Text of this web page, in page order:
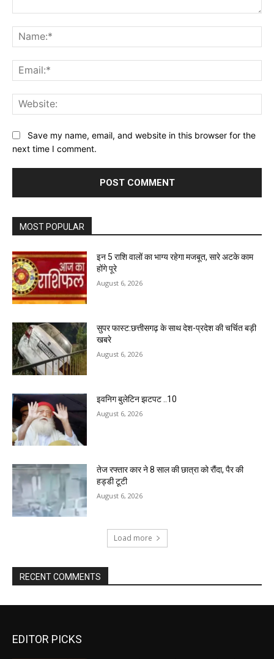
Save my name, email, and website in this browser for the
next time I comment.
MOST POPULAR
इन 5 राशि वालों का भाग्य रहेगा मजबूत, सारे अटके काम
होंगे पूरे
August 6, 2026
सुपर फास्ट:छत्तीसगढ़ के साथ देश-प्रदेश की चर्चित बड़ी
खबरे
August 6, 2026
इवनिग बुलेटिन झटपट ..10
August 6, 2026
तेज रफ्तार कार ने 8 साल की छात्रा को रौंदा, पैर की
हड्डी टूटी
August 6, 2026
Load more
RECENT COMMENTS
EDITOR PICKS